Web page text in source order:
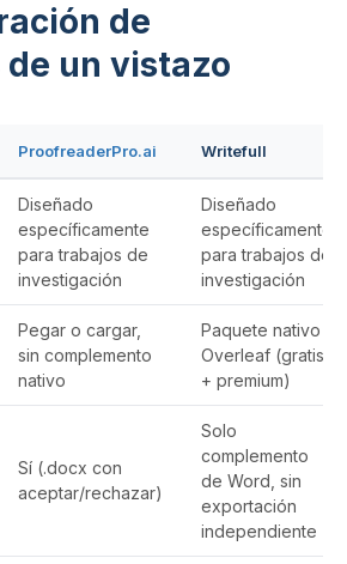
de
un vistazo
ProofreaderPro.ai Writefull
Diseñado
específicamente
para trabajos de
investigación
Diseñado
específicamente
para trabajos de
investigación
Pegar o cargar,
sin complemento
nativo
Paquete nativo
Overleaf (gratis
+ premium)
Sí (.docx con
aceptar/rechazar)
Solo
complemento
de Word, sin
exportación
independiente